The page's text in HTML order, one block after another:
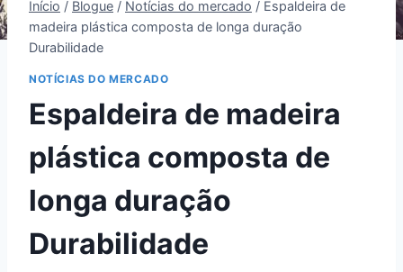
Início / Blogue / Notícias do mercado / Espaldeira de
madeira plástica composta de longa duração
Durabilidade
NOTÍCIAS DO MERCADO
Espaldeira de madeira
plástica composta de
longa duração
Durabilidade